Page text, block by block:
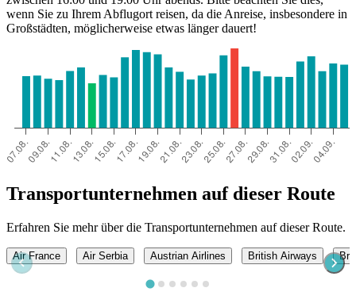
wenn Sie zu Ihrem Abflugort reisen, da die Anreise, insbesondere in
Großstädten, möglicherweise etwas länger dauert!
Transportunternehmen auf dieser Route
Erfahren Sie mehr über die Transportunternehmen auf dieser Route.
Air France Air Serbia Austrian Airlines British Airways